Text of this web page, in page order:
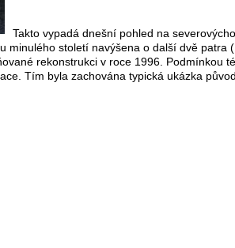
Takto vypadá dnešní pohled na
minulého století navýšena o další dvě patra
rekonstrukci v roce 1996. Podmínkou
Tím byla zachována typická ukázka